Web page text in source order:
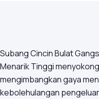
Subang Cincin Bulat
Menarik Tinggi
mengimbangkan gaya
kebolehulangan